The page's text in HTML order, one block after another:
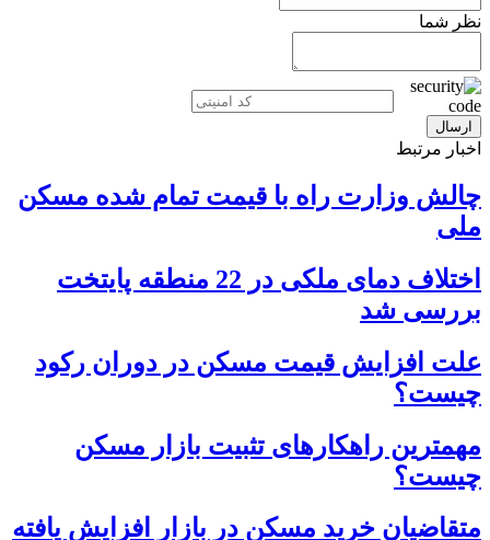
نظر شما
اخبار مرتبط
چالش وزارت راه با قیمت تمام شده مسکن
ملی
اختلاف دمای ملکی در 22 منطقه پایتخت
بررسی شد
علت افزایش قیمت مسکن در دوران رکود
چیست؟
مهمترین راهکارهای تثبیت بازار مسکن
چیست؟
متقاضیان خرید مسکن در بازار افزایش یافته